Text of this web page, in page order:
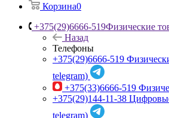
Корзина0
+375(29)6666-519Физические
Назад
Телефоны
+375(29)6666-519
telegram)
+375(33)6666-519
+375(29)144-11-38
telegram)